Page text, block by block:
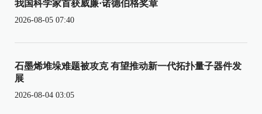
我国科学家首获威廉·诺德伯格奖章
2026-08-05 07:40
石墨烯堆垛难题被攻克 有望推动新一代拓扑量子器件发
展
2026-08-04 03:05